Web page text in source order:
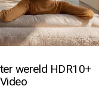
wereld HDR10+